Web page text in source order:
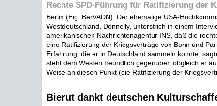
Rechte SPD-Führung für Ratifizierung der
Berlin (Eig. BerVADN). Der ehemalige USA-
Westdeutschland, Donnelly, unterstrich in einem
amerikanischen Nachrichtenagentur INS, daß die
eine Ratifizierung der Kriegsverträge von Bonn und
Erfahrung, die er in Deutschland sammeln konnte,
steht dem Westen freundlich gegenüber, obgleich er
Weise an diesen Punkt (die Ratifizierung der
Bierut dankt deutschen